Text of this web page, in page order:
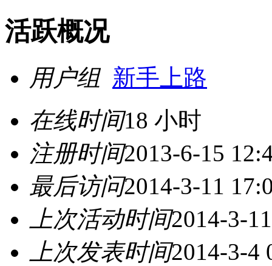
活跃概况
用户组 新手上路
在线时间18 小时
注册时间2013-6-15
最后访问2014-3-11
上次活动时间2014-3-
上次发表时间2014-3-4